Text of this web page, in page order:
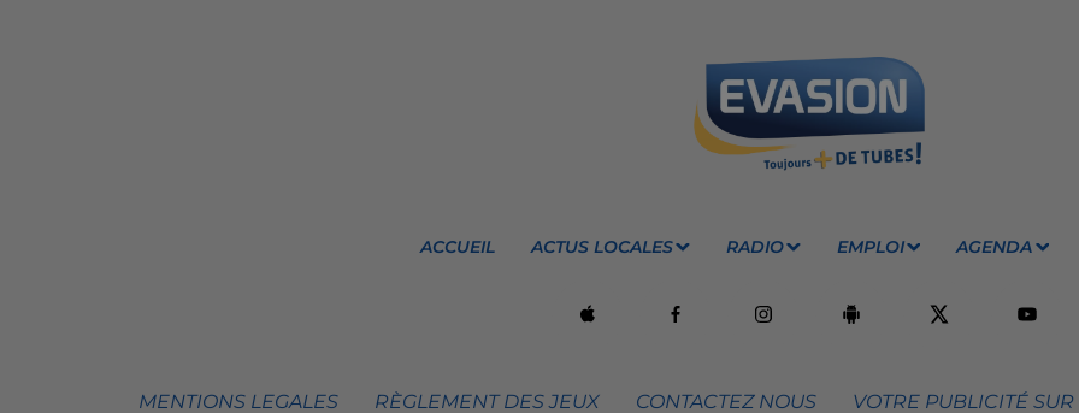
ACCUEIL ACTUS LOCALES RADIO EMPLOI AGENDA
MENTIONS LEGALES RÈGLEMENT DES JEUX CONTACTEZ NOUS VOTRE PUBLICITÉ